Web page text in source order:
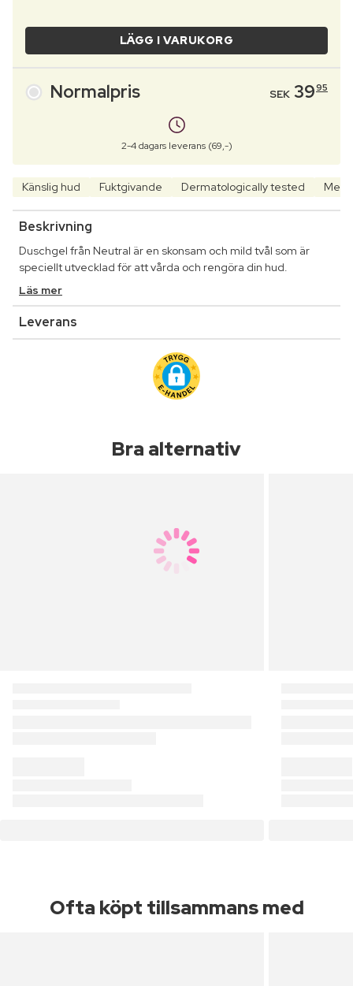
LÄGG I VARUKORG
Normalpris SEK 3995
2-4 dagars leverans (69,-)
Känslig hud Fuktgivande Dermatologically tested
Beskrivning
Duschgel från Neutral är en skonsam och mild tvål som är
speciellt utvecklad för att vårda och rengöra din hud.
Läs mer
Leverans
Bra alternativ
Ofta köpt tillsammans med